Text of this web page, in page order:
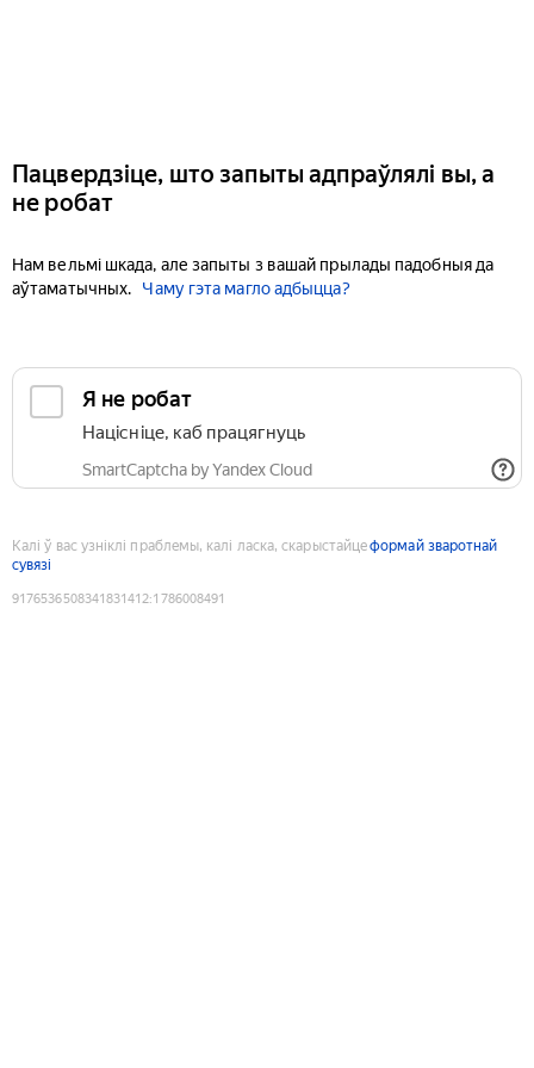
Пацвердзіце, што запыты адпраўлялі вы, а
не робат
Нам вельмі шкада, але запыты з вашай прылады падобныя да
аўтаматычных.
Чаму гэта магло адбыцца?
Я не робат
Націсніце, каб працягнуць
SmartCaptcha by Yandex Cloud
Калі ў вас узніклі праблемы, калі ласка, скарыстайцеформай зваротнай
сувязі
9176536508341831412:1786008491